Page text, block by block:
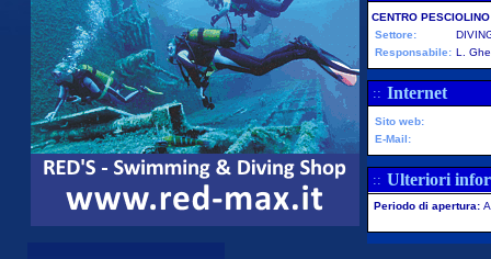
CENTRO
Settore:
Responsabile: L.
:: Internet
Sito web:
E-Mail:
:: Ulteriori
Periodo di apertura: